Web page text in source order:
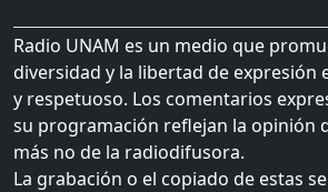
Radio UNAM es un medio que
diversidad y la libertad de expresión
y respetuoso. Los comentarios
su programación reflejan la opinión
más no de la radiodifusora.
La grabación o el copiado de estas